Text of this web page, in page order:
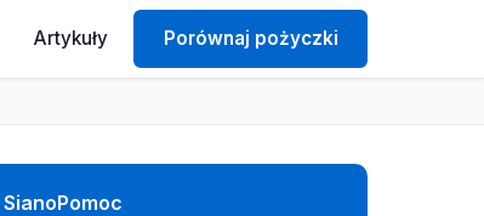
Artykuły Porównaj pożyczki
SianoPomoc